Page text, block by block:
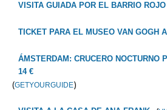
VISITA GUIADA POR EL BARRIO
TICKET PARA EL MUSEO VAN GOGH
ÁMSTERDAM: CRUCERO NOCTURNO
14 €
(GETYOURGUIDE)